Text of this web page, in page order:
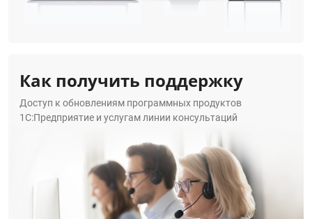
Как получить поддержку
Доступ к обновлениям программных продуктов
1С:Предприятие и услугам линии консультаций